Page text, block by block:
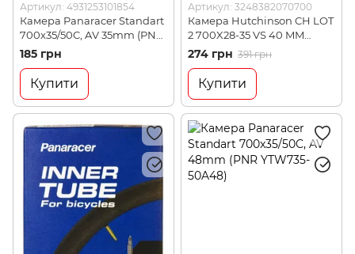
Артикул: 4931253101854
Камера Panaracer Standart
700x35/50C, AV 35mm (PNR
YTW735-50A)
185 грн
Купити
Артикул: 3248382070700
Камера Hutchinson CH LOT
2 700X28-35 VS 40 MM
набір з 2 камер (HNS
CV657641)
274 грн 391 грн
Купити